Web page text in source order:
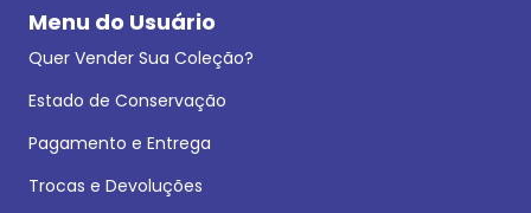
Menu do Usuário
Quer Vender Sua Coleção?
Estado de Conservação
Pagamento e Entrega
Trocas e Devoluções